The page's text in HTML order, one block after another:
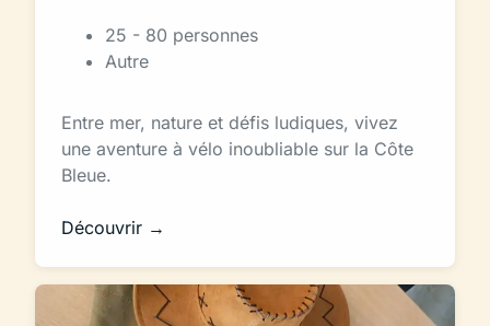
25 - 80 personnes
Autre
Entre mer, nature et défis ludiques, vivez
une aventure à vélo inoubliable sur la Côte
Bleue.
Découvrir →